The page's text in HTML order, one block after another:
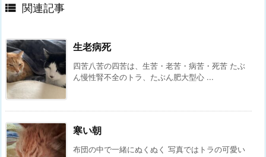
 関連記事
生老病死
四苦八苦の四苦は、生苦・老苦・病苦・死苦 たぶ
ん慢性腎不全のトラ、たぶん肥大型心 ...
寒い朝
布団の中で一緒にぬくぬく 写真ではトラの可愛い